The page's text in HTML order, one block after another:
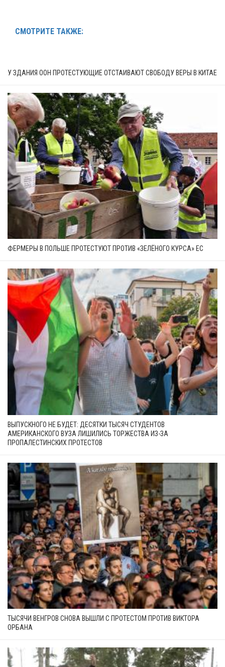
СМОТРИТЕ ТАКЖЕ:
У ЗДАНИЯ ООН ПРОТЕСТУЮЩИЕ ОТСТАИВАЮТ СВОБОДУ ВЕРЫ В КИТАЕ
ФЕРМЕРЫ В ПОЛЬШЕ ПРОТЕСТУЮТ ПРОТИВ «ЗЕЛЁНОГО КУРСА» ЕС
ВЫПУСКНОГО НЕ БУДЕТ: ДЕСЯТКИ ТЫСЯЧ СТУДЕНТОВ
АМЕРИКАНСКОГО ВУЗА ЛИШИЛИСЬ ТОРЖЕСТВА ИЗ-ЗА
ПРОПАЛЕСТИНСКИХ ПРОТЕСТОВ
ТЫСЯЧИ ВЕНГРОВ СНОВА ВЫШЛИ С ПРОТЕСТОМ ПРОТИВ ВИКТОРА
ОРБАНА